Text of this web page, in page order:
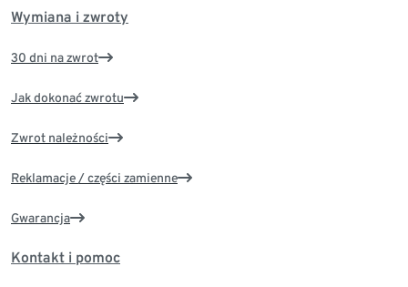
Wymiana i zwroty
30 dni na zwrot
Jak dokonać zwrotu
Zwrot należności
Reklamacje / części zamienne
Gwarancja
Kontakt i pomoc